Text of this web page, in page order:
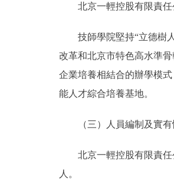
北京一輕控股有限責任
技師學院堅持“立德樹人
改革和北京市特色高水準
企業培養相結合的辦學模
能人才綜合培養基地。
（三）人員編制及實有
北京一輕控股有限責任公
人。